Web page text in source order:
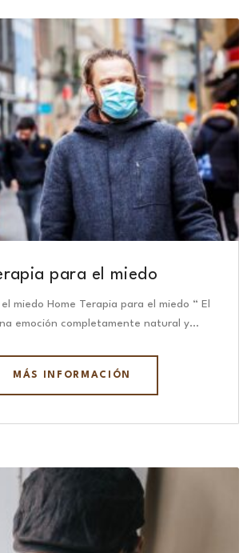
para el miedo
miedo Home Terapia para el miedo “ El
emoción completamente natural y…
MÁS INFORMACIÓN